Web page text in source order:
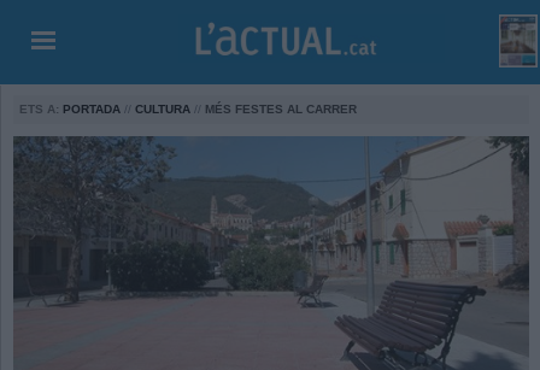
ETS A: PORTADA // CULTURA // MÉS FESTES AL CARRER